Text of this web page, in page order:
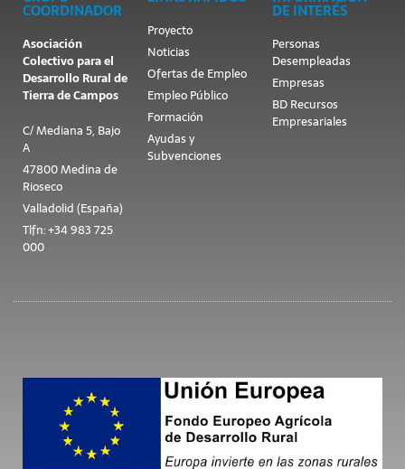
COORDINADOR
Asociación
Colectivo para el
Desarrollo Rural de
Tierra de Campos
C/ Mediana 5, Bajo
A
47800 Medina de
Rioseco
Valladolid (España)
Tlfn: +34 983 725
000
Proyecto
Noticias
Ofertas de Empleo
Empleo Público
Formación
Ayudas y
Subvenciones
DE INTERÉS
Personas
Desempleadas
Empresas
BD Recursos
Empresariales